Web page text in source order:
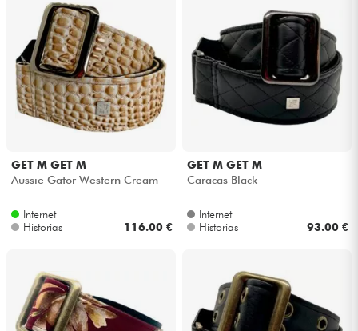
GET M GET M
Aussie Gator Western Cream
Internet
Historias
116.00 €
GET M GET M
Caracas Black
Internet
Historias
93.00 €